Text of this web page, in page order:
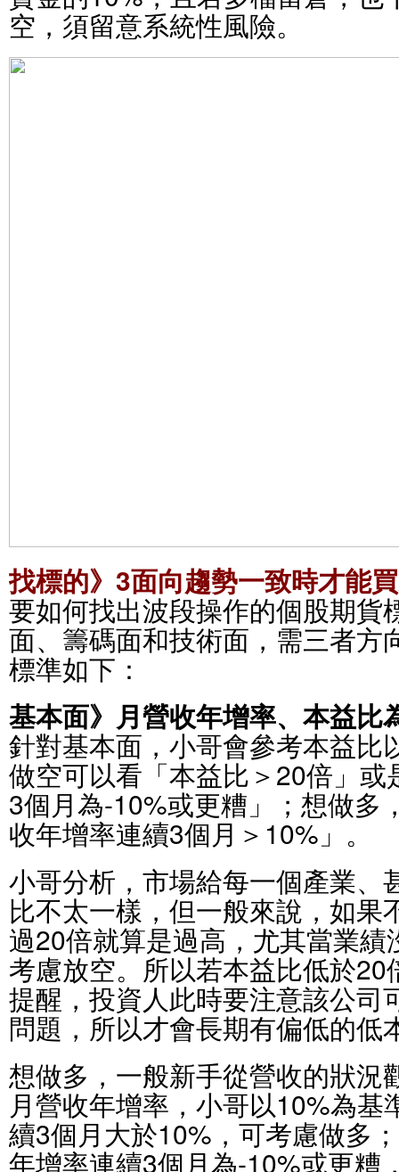
空，須留意系統性風險。
找標的》3面向趨勢一致時才能
要如何找出波段操作的個股期貨
面、籌碼面和技術面，需三者方
標準如下：
基本面》月營收年增率、本益比
針對基本面，小哥會參考本益比
做空可以看「本益比＞20倍」
3個月為-10%或更糟」；想做多
收年增率連續3個月＞10%」。
小哥分析，市場給每一個產業、
比不太一樣，但一般來說，如果
過20倍就算是過高，尤其當業
考慮放空。所以若本益比低於
提醒，投資人此時要注意該公司
問題，所以才會長期有偏低的低
想做多，一般新手從營收的狀況
月營收年增率，小哥以10%為基
續3個月大於10%，可考慮做多
年增率連續3個月為-10%或更糟